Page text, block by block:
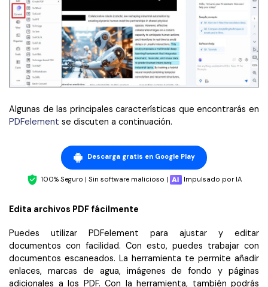
Algunas de las principales características que encontrarás en
PDFelement se discuten a continuación.
Descarga gratis en Google Play
100% Seguro | Sin software malicioso | Impulsado por IA
Edita archivos PDF fácilmente
Puedes utilizar PDFelement para ajustar y editar
documentos con facilidad. Con esto, puedes trabajar con
documentos escaneados. La herramienta te permite añadir
enlaces, marcas de agua, imágenes de fondo y páginas
adicionales a los PDF. Con la herramienta, también podrás